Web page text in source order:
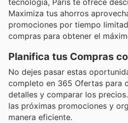
Maximiza tus ahorros
promociones por tiempo
compras para obtener el
Planifica tus Compras
No dejes pasar estas
completo en 365 Ofertas para
detalles y comparar los
las próximas promociones y
manera eficiente.